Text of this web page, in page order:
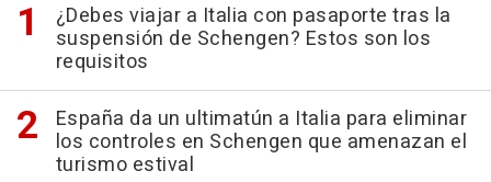
¿Debes viajar a Italia con pasaporte tras la
suspensión de Schengen? Estos son los
requisitos
España da un ultimatún a Italia para eliminar
los controles en Schengen que amenazan el
turismo estival